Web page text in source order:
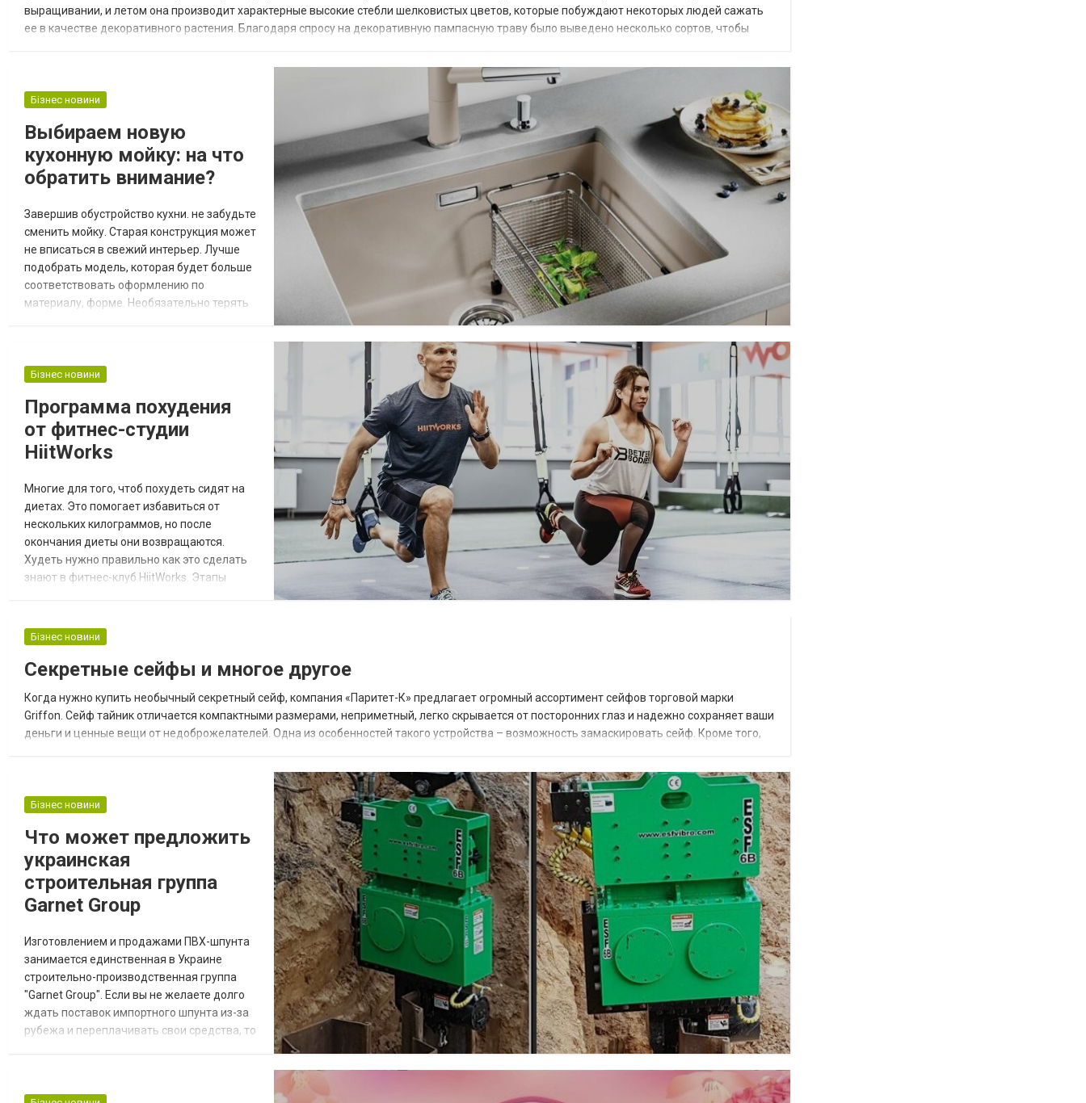
выращивании, и летом она производит характерные высокие стебли шелковистых цветов, которые побуждают некоторых людей сажать
ее в качестве декоративного растения. Благодаря спросу на декоративную пампасную траву было выведено несколько сортов, чтобы
Бізнес новини
Выбираем новую
кухонную мойку: на что
обратить внимание?
Завершив обустройство кухни. не забудьте
сменить мойку. Старая конструкция может
не вписаться в свежий интерьер. Лучше
подобрать модель, которая будет больше
соответствовать оформлению по
материалу, форме. Необязательно терять
лояльными ценами; грамотно
оперативной доставкой; удобными
условиями оплаты. Kvadrat...
Бізнес новини
Программа похудения
от фитнес-студии
HiitWorks
Многие для того, чтоб похудеть сидят на
диетах. Это помогает избавиться от
нескольких килограммов, но после
окончания диеты они возвращаются.
Худеть нужно правильно как это сделать
знают в фитнес-клуб HiitWorks. Этапы
тренером. Затем следует очень важная
часть программы, стартовое тестирование.
На нем тренер сделает замеры ваших
параметров и состава тела. Также
предложит выполнить нескол...
Бізнес новини
Секретные сейфы и многое другое
Когда нужно купить необычный секретный сейф, компания «Паритет-К» предлагает огромный ассортимент сейфов торговой марки
Griffon. Сейф тайник отличается компактными размерами, неприметный, легко скрывается от посторонних глаз и надежно сохраняет ваши
деньги и ценные вещи от недоброжелателей. Одна из особенностей такого устройства – возможность замаскировать сейф. Кроме того,
Бізнес новини
Что может предложить
украинская
строительная группа
Garnet Group
Изготовлением и продажами ПВХ-шпунта
занимается единственная в Украине
строительно-производственная группа
"Garnet Group". Если вы не желаете долго
ждать поставок импортного шпунта из-за
рубежа и переплачивать свои средства, то